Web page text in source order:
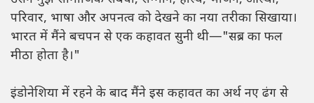
परिवार, भाषा और अपनत्व को देखने का नया तरीका सिखाया।
भारत में मैंने बचपन से एक कहावत सुनी थी—"सब्र का फल
मीठा होता है।"
इंडोनेशिया में रहने के बाद मैंने इस कहावत का अर्थ नए ढंग से